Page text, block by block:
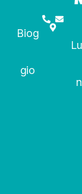
Biog
gio